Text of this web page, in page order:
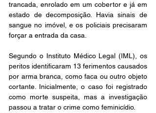
trancada, enrolado em um cobertor e já em
estado de decomposição. Havia sinais de
sangue no imóvel, e os policiais precisaram
forçar a entrada da casa.
Segundo o Instituto Médico Legal (IML), os
peritos identificaram 13 ferimentos causados
por arma branca, como faca ou outro objeto
cortante. Inicialmente, o caso foi registrado
como morte suspeita, mas a investigação
passou a tratar o crime como feminicídio.